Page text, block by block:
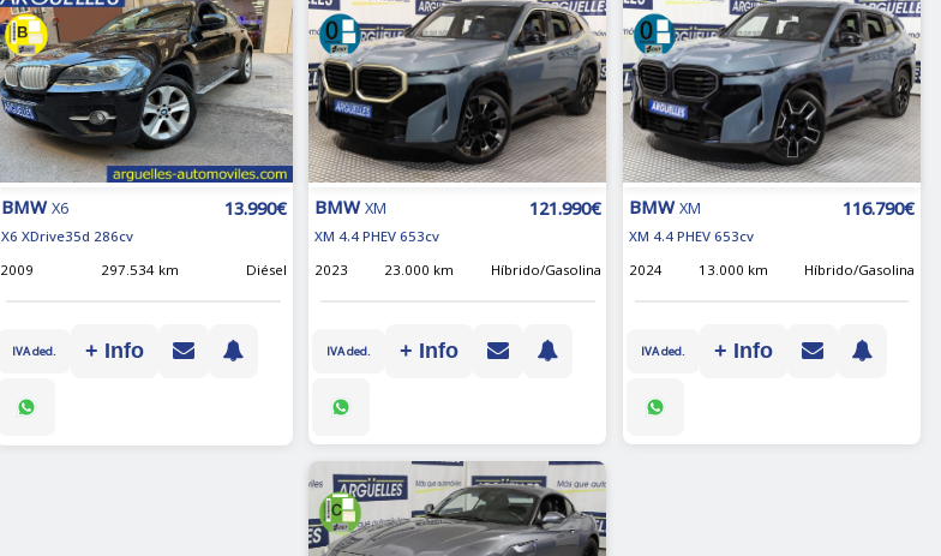
BMW X6 13.990€
X6 XDrive35d 286cv
2009
297.534 km Diésel
IVA ded. + Info
BMW XM 121.990€
XM 4.4 PHEV 653cv
2023
23.000 km Híbrido/Gasolina
IVA ded. + Info
BMW XM 116.790€
XM 4.4 PHEV 653cv
2024
13.000 km Híbrido/Gasolina
IVA ded. + Info